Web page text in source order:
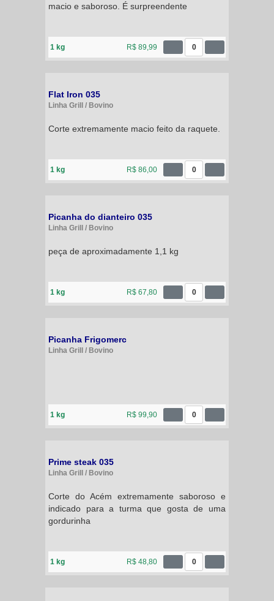
macio e saboroso. É surpreendente
1 kg R$ 89,99 0
Flat Iron 035
Linha Grill / Bovino
Corte extremamente macio feito da raquete.
1 kg R$ 86,00 0
Picanha do dianteiro 035
Linha Grill / Bovino
peça de aproximadamente 1,1 kg
1 kg R$ 67,80 0
Picanha Frigomerc
Linha Grill / Bovino
1 kg R$ 99,90 0
Prime steak 035
Linha Grill / Bovino
Corte do Acém extremamente saboroso e
indicado para a turma que gosta de uma
gordurinha
1 kg R$ 48,80 0